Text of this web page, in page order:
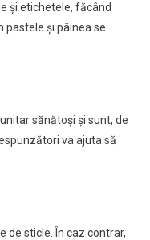
și etichetele, făcând
pastele și pâinea se
sănătoși și sunt, de
va ajuta să
de sticle. În caz contrar,